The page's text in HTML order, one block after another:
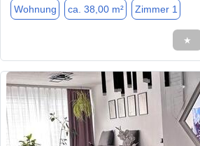
Wohnung ca. 38,00 m² Zimmer 1
★